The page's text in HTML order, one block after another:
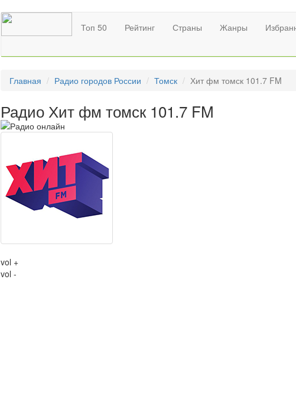
Топ 50 Рейтинг Страны Жанры
Главная Радио городов России Томск Хит фм томск 101.7 FM
Радио Хит фм томск 101.7 FM
vol +
vol -